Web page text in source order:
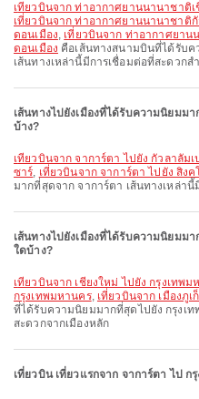
เที่ยวบินจาก ท่าอากาศยานนานาชาติ
เที่ยวบินจาก ท่าอากาศยานนานาชาติ
ดอนเมือง, เที่ยวบินจาก ท่าอากาศยาน
ดอนเมือง คือเส้นทางสนามบินที่ได้รับ
เส้นทางเหล่านี้มีการเชื่อมต่อที่สะดวก
เส้นทางไปยังเมืองที่ได้รับความนิยมม
บ้าง?
เที่ยวบินจาก จาการ์ตา ไปยัง กัวลาลัมเ
ซาร์, เที่ยวบินจาก จาการ์ตา ไปยัง สิงค
มากที่สุดจาก จาการ์ตา เส้นทางเหล่า
เส้นทางไปยังเมืองที่ได้รับความนิยมม
ใดบ้าง?
เที่ยวบินจาก เชียงใหม่ ไปยัง กรุงเทพม
กรุงเทพมหานคร, เที่ยวบินจาก เมืองภู
ที่ได้รับความนิยมมากที่สุดไปยัง กรุงเ
สะดวกจากเมืองหลัก
เที่ยวบิน เที่ยวแรกจาก จาการ์ตา ไป ก